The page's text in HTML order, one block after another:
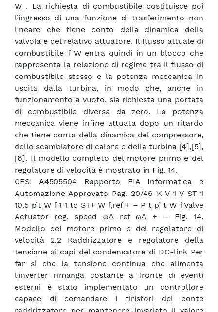
W . La richiesta di combustibile costituisce poi
l’ingresso di una funzione di trasferimento non
lineare che tiene conto della dinamica della
valvola e del relativo attuatore. Il flusso attuale di
combustibile f W entra quindi in un blocco che
rappresenta la relazione di regime tra il flusso di
combustibile stesso e la potenza meccanica in
uscita dalla turbina, in modo che, anche in
funzionamento a vuoto, sia richiesta una portata
di combustibile diversa da zero. La potenza
meccanica viene infine attuata dopo un ritardo
che tiene conto della dinamica del compressore,
dello scambiatore di calore e della turbina [4],[5],
[6]. Il modello completo del motore primo e del
regolatore di velocità è mostrato in Fig. 14.
CESI A4505504 Rapporto FIA Informatica e
Automazione Approvato Pag. 20/46 K V 1 V ST 1
10.5 p’t W f 1 1 tc ST+ W f,ref + – P t p’ t W f Valve
Actuator reg. speed ω∆ ref ω∆ + – Fig. 14.
Modello del motore primo e del regolatore di
velocità 2.2 Raddrizzatore e regolatore della
tensione ai capi del condensatore di DC-link Per
far sì che la tensione continua che alimenta
l’inverter rimanga costante a fronte di eventi
esterni è stato implementato un controllore
capace di comandare i tiristori del ponte